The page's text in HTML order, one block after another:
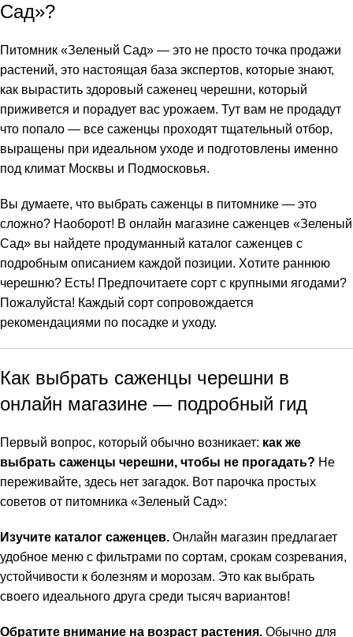
Сад»?
Питомник «Зеленый Сад» — это не просто точка продажи
растений, это настоящая база экспертов, которые знают,
как вырастить здоровый саженец черешни, который
приживется и порадует вас урожаем. Тут вам не продадут
что попало — все саженцы проходят тщательный отбор,
выращены при идеальном уходе и подготовлены именно
под климат Москвы и Подмосковья.
Вы думаете, что выбрать саженцы в питомнике — это
сложно? Наоборот! В онлайн магазине саженцев «Зеленый
Сад» вы найдете продуманный каталог саженцев с
подробным описанием каждой позиции. Хотите раннюю
черешню? Есть! Предпочитаете сорт с крупными ягодами?
Пожалуйста! Каждый сорт сопровождается
рекомендациями по посадке и уходу.
Как выбрать саженцы черешни в
онлайн магазине — подробный гид
Первый вопрос, который обычно возникает: как же
выбрать саженцы черешни, чтобы не прогадать? Не
переживайте, здесь нет загадок. Вот парочка простых
советов от питомника «Зеленый Сад»:
Изучите каталог саженцев. Онлайн магазин предлагает
удобное меню с фильтрами по сортам, срокам созревания,
устойчивости к болезням и морозам. Это как выбрать
своего идеального друга среди тысяч вариантов!
Обратите внимание на возраст растения. Обычно для